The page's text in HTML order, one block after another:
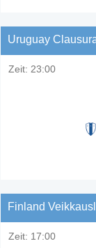
Uruguay
Zeit: 23:00
Finland
Zeit: 17:00